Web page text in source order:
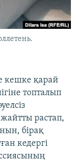
кешке қарай
топталып
растап,
бірақ
кедергі